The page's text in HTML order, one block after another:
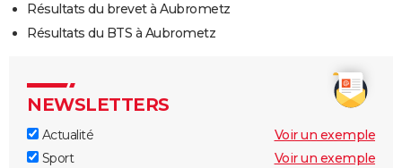
Résultats du brevet à Aubrometz
Résultats du BTS à Aubrometz
NEWSLETTERS
Actualité
Voir un exemple
Sport
Voir un exemple